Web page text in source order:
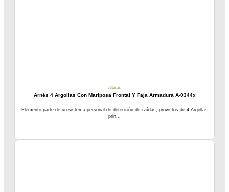
Alturas
Arnés 4 Argollas Con Mariposa Frontal Y Faja Armadura A-0344x
Elemento parte de un sistema personal de detención de caídas, provistos de 4 Argollas
prin...